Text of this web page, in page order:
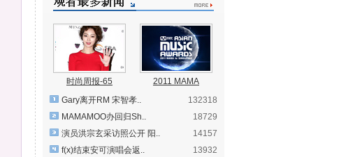
时尚周报-65
2011 MAMA
132318
Gary离开RM 宋智孝..
18729
MAMAMOO办回归Sh..
14157
演员洪宗玄采访照公开 阳..
13932
f(x)结束安可演唱会返..